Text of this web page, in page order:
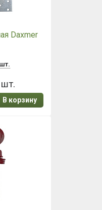
Daxmer
В корзину